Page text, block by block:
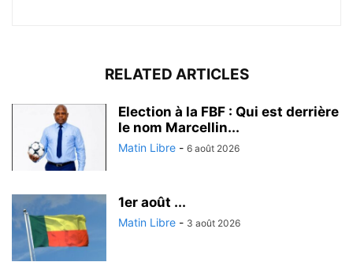
RELATED ARTICLES
Election à la FBF : Qui est derrière
le nom Marcellin...
Matin Libre - 6 août 2026
1er août ...
Matin Libre - 3 août 2026